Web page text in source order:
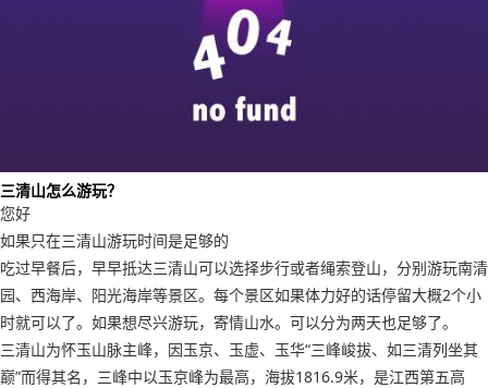
三清山怎么游玩？
您好
如果只在三清山游玩时间是足够的
吃过早餐后，早早抵达三清山可以选择步行或者绳索登山，分别游玩南清
园、西海岸、阳光海岸等景区。每个景区如果体力好的话停留大概2个小
时就可以了。如果想尽兴游玩，寄情山水。可以分为两天也足够了。
三清山为怀玉山脉主峰，因玉京、玉虚、玉华“三峰峻拔、如三清列坐其
巅”而得其名，三峰中以玉京峰为最高，海拔1816.9米，是江西第五高